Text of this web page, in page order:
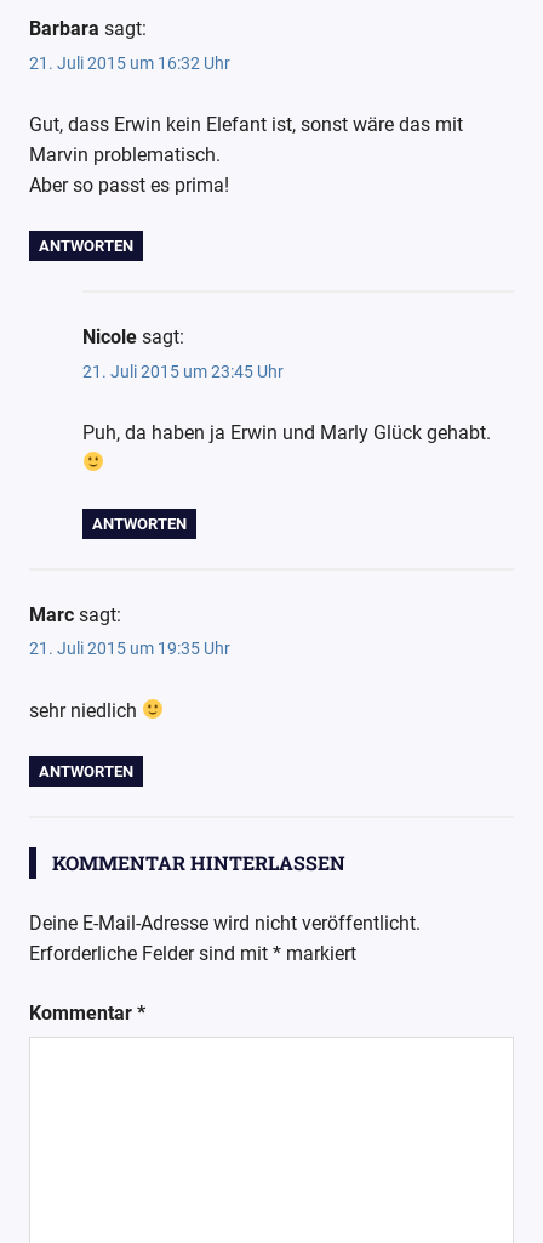
so.de
Esel
Häkeln
Handarbeit
Wollowbies
Barbara sagt:
21. Juli 2015 um 16:32 Uhr
Gut, dass Erwin kein Elefant ist, sonst wäre das mit
Marvin problematisch.
Aber so passt es prima!
ANTWORTEN
Nicole sagt:
21. Juli 2015 um 23:45 Uhr
Puh, da haben ja Erwin und Marly Glück gehabt.
ANTWORTEN
Marc sagt:
21. Juli 2015 um 19:35 Uhr
sehr niedlich
ANTWORTEN
KOMMENTAR HINTERLASSEN
Deine E-Mail-Adresse wird nicht veröffentlicht.
Erforderliche Felder sind mit * markiert
Kommentar *